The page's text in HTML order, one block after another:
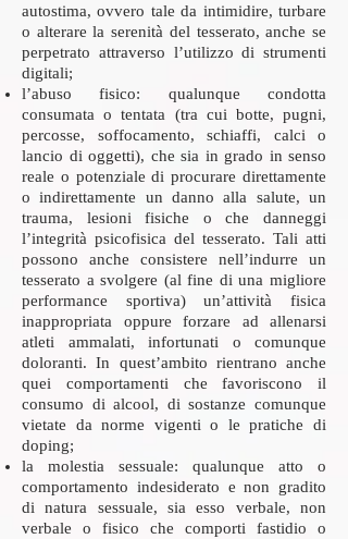
autostima, ovvero tale da intimidire, turbare
o alterare la serenità del tesserato, anche se
perpetrato attraverso l’utilizzo di strumenti
digitali;
l’abuso fisico: qualunque condotta
consumata o tentata (tra cui botte, pugni,
percosse, soffocamento, schiaffi, calci o
lancio di oggetti), che sia in grado in senso
reale o potenziale di procurare direttamente
o indirettamente un danno alla salute, un
trauma, lesioni fisiche o che danneggi
l’integrità psicofisica del tesserato. Tali atti
possono anche consistere nell’indurre un
tesserato a svolgere (al fine di una migliore
performance sportiva) un’attività fisica
inappropriata oppure forzare ad allenarsi
atleti ammalati, infortunati o comunque
doloranti. In quest’ambito rientrano anche
quei comportamenti che favoriscono il
consumo di alcool, di sostanze comunque
vietate da norme vigenti o le pratiche di
doping;
la molestia sessuale: qualunque atto o
comportamento indesiderato e non gradito
di natura sessuale, sia esso verbale, non
verbale o fisico che comporti fastidio o